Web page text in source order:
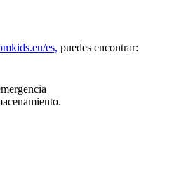
es, puedes encontrar: